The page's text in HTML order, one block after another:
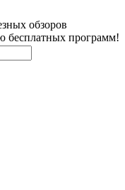
обзоров
бесплатных программ!